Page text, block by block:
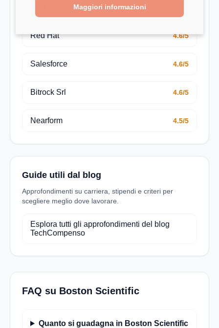
Maggiori informazioni
Red Hat 4.6/5
Salesforce 4.6/5
Bitrock Srl 4.6/5
Nearform 4.5/5
Guide utili dal blog
Approfondimenti su carriera, stipendi e criteri per
scegliere meglio dove lavorare.
Esplora tutti gli approfondimenti del blog
TechCompenso
FAQ su Boston Scientific
Quanto si guadagna in Boston Scientific